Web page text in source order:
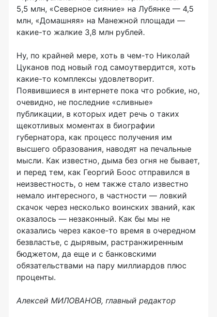
5,5 млн, «Северное сияние» на Лубянке — 4,5
млн, «Домашняя» на Манежной площади —
какие-то жалкие 3,8 млн рублей.
Ну, по крайней мере, хоть в чем-то Николай
Цуканов под новый год самоутвердится, хоть
какие-то комплексы удовлетворит.
Появившиеся в интернете пока что робкие, но,
очевидно, не последние «сливные»
публикации, в которых идет речь о таких
щекотливых моментах в биографии
губернатора, как процесс получения им
высшего образования, наводят на печальные
мысли. Как известно, дыма без огня не бывает,
и перед тем, как Георгий Боос отправился в
неизвестность, о нем также стало известно
немало интересного, в частности — ловкий
скачок через несколько воинских званий, как
оказалось — незаконный. Как бы мы не
оказались через какое-то время в очередном
безвластье, с дырявым, растранжиренным
бюджетом, да еще и с банковскими
обязательствами на пару миллиардов плюс
проценты.
Алексей МИЛОВАНОВ, главный редактор